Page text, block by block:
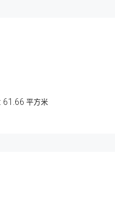
61.66 平方米